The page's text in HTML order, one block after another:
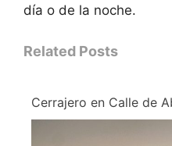
día o de la noche.
Related Posts
Cerrajero en Calle de